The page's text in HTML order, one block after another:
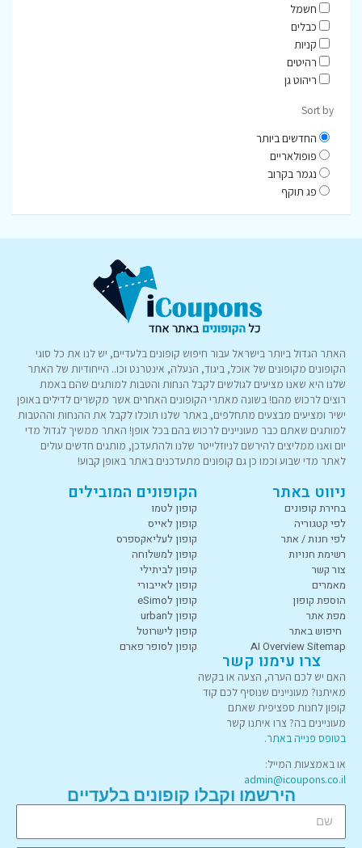
חשמל
כבלים
קניות
רהיטים
ריהוט גן
Sort by
החדשים ביותר
פופולאריים
נגמר בקרוב
פג תוקף
האתר הגדול ביותר בישראל עבור חיפוש קופונים בלעדיים, יש לנו את כל סוגי
הקופונים מקופונים של אוכל, ביגוד, הנעלה, אינטרנט וכו.. הייחודיות של האתר
שלנו היא שאנו מציעים לגולשים לקבל הנחות והטבות למותגים שהם באמת
רוצים לרכוש מהם! בשונה מאתרי הקופונים האחרים אשר מקשרים לדילים באופן
ישיר ומציעים מבצעים מתחלפים, באתר שלנו תוכלו לקבל את ההנחות וההטבות
למותגים שאתם כבר מעוניינים לרכוש בהם בכל אופן! האתר ממשיך לגדול מדי
יום ואנו ממליצים להירשם לניוזלייטר שלנו ולהתעדכן, מותגים חדשים עולים
לאתר מדי שבוע וכמו כן גם קופונים מתעדכנים באתר באופן קבוע!
ניווט באתר
בחירת קופונים
לפי קטגוריה
לפי חנות / אתר
רשימת חנויות
צור קשר
מאמרים
הוספת קופון
מפת אתר
חיפוש באתר
AI Overview Sitemap
הקופונים המובילים
קופון לטמו
קופון לאייס
קופון לעליאקספרס
קופון למשלוחה
קופון לביתילי
קופון לאייבורי
קופון לeSimo
קופון לurban
קופון לישרוטל
קופון לסופר פארם
צרו עימנו קשר
האם יש לכם הערה, הצעה או בקשה
מאיתנו? מעוניינים שנוסיף לכם קוד
קופון לחנות ספציפית שאתם
מעוניינים בה? צרו איתנו קשר
בטופס פנייה באתר.
או באמצעות המייל:
admin@icoupons.co.il
הירשמו וקבלו קופונים בלעדיים